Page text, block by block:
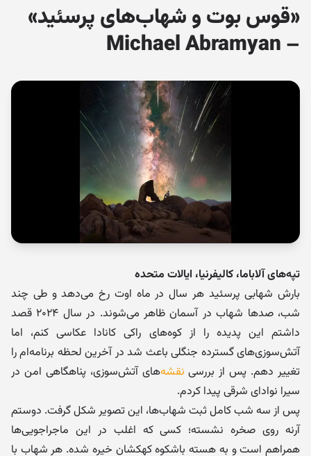
«قوس بوت و شهاب‌های پرسئید»
– Michael Abramyan
تپه‌های آلاباما، کالیفرنیا، ایالات متحده
بارش شهابی پرسئید هر سال در ماه اوت رخ می‌دهد و طی چند
شب، صدها شهاب در آسمان ظاهر می‌شوند. در سال ۲۰۲۴ قصد
داشتم این پدیده را از کوه‌های راکی کانادا عکاسی کنم، اما
آتش‌سوزی‌های گسترده جنگلی باعث شد در آخرین لحظه برنامه‌ام را
تغییر دهم. پس از بررسی نقشه‌های آتش‌سوزی، پناهگاهی امن در
سیرا نوادای شرقی پیدا کردم.
پس از سه شب کامل ثبت شهاب‌ها، این تصویر شکل گرفت. دوستم
آرنه روی صخره نشسته؛ کسی که اغلب در این ماجراجویی‌ها
همراهم است و به هسته باشکوه کهکشان خیره شده. هر شهاب با